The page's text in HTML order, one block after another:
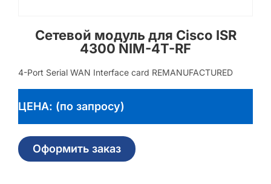
Сетевой модуль для Cisco ISR
4300 NIM-4T-RF
4-Port Serial WAN Interface card REMANUFACTURED
ЦЕНА: (по запросу)
Оформить заказ